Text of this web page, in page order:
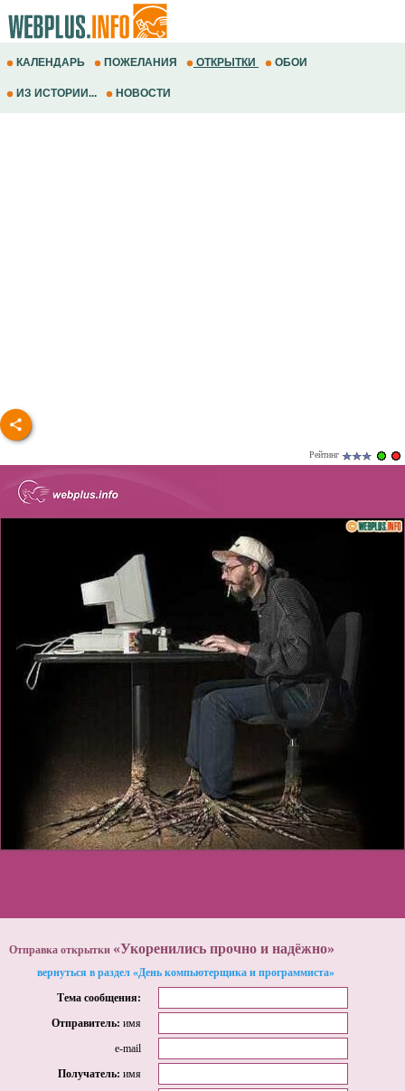
КАЛЕНДАРЬ ПОЖЕЛАНИЯ ОТКРЫТКИ ОБОИ
ИЗ ИСТОРИИ... НОВОСТИ
Рейтинг
Отправка открытки «Укоренились прочно и надёжно»
вернуться в раздел «День компьютерщика и программиста»
Тема сообщения:
Отправитель: имя
e-mail
Получатель: имя